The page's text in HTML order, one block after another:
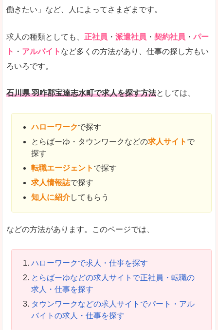
働きたい」など、人によってさまざまです。
求人の種類としても、 正社員 ・ 派遣社員 ・ 契約社員 ・ パー
ト ・ アルバイト など多くの方法があり、仕事の探し方もい
ろいろです。
石川県 羽咋郡宝達志水町で求人を探す方法としては、
ハローワークで探す
とらばーゆ・タウンワークなどの求人サイト で
探す
転職エージェント で探す
求人情報誌で探す
知人に紹介してもらう
などの方法があります。このページでは、
ハローワークで求人・仕事を探す
とらばーゆなどの求人サイトで正社員・転職の
求人・仕事を探す
タウンワークなどの求人サイトでパート・アル
バイトの求人・仕事を探す